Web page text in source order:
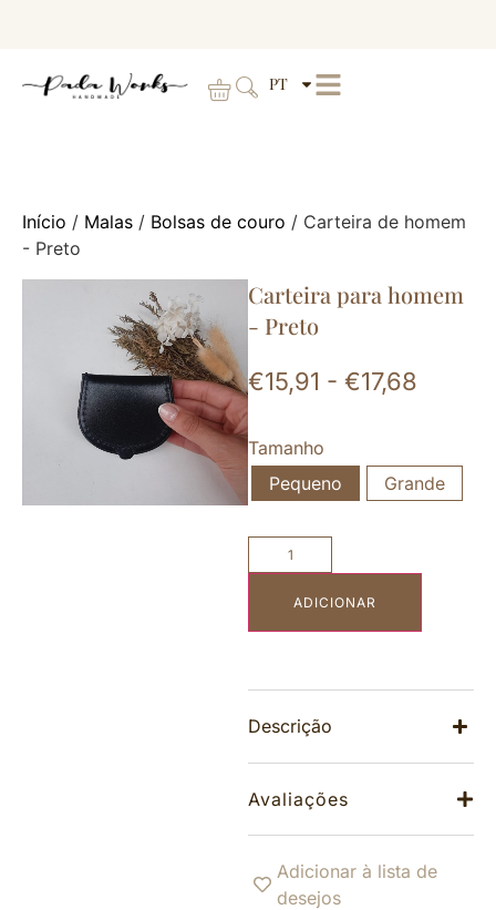
PT
Início / Malas / Bolsas de couro / Carteira de homem
- Preto
Carteira para homem
- Preto
€15,91 - €17,68
Tamanho
Pequeno
Grande
ADICIONAR
Descrição
Avaliações
Adicionar à lista de
desejos